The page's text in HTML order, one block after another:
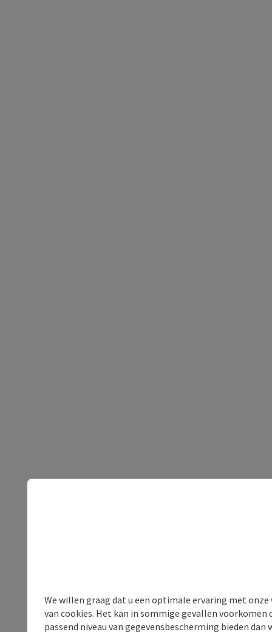
We willen graag dat u een optimale ervaring met
van cookies. Het kan in sommige gevallen voorkomen
passend niveau van gegevensbescherming bieden